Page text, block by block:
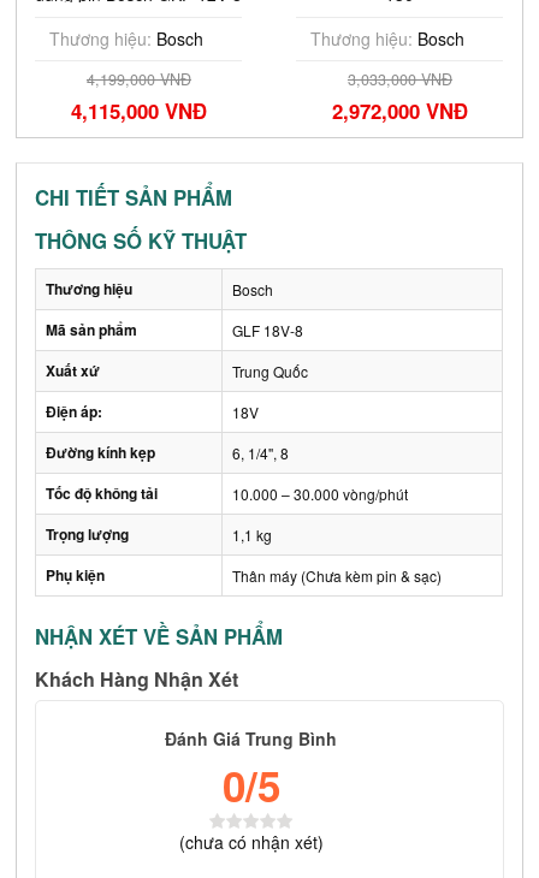
Thương hiệu: Bosch
4,199,000 VNĐ
4,115,000 VNĐ
Thương hiệu: Bosch
3,033,000 VNĐ
2,972,000 VNĐ
CHI TIẾT SẢN PHẨM
THÔNG SỐ KỸ THUẬT
Thương hiệu Bosch
Mã sản phẩm GLF 18V-8
Xuất xứ Trung Quốc
Điện áp: 18V
Đường kính kẹp 6, 1/4'', 8
Tốc độ không tải 10.000 – 30.000 vòng/phút
Trọng lượng 1,1 kg
Phụ kiện Thân máy (Chưa kèm pin & sạc)
NHẬN XÉT VỀ SẢN PHẨM
Khách Hàng Nhận Xét
Đánh Giá Trung Bình
0/5
(chưa có nhận xét)